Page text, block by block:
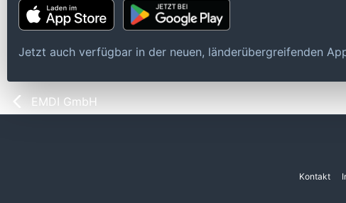
Jetzt auch verfügbar in der neuen, länderübergreifenden
EMDI GmbH
Kontakt